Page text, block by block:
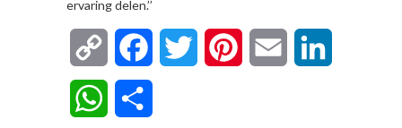
ervaring delen.’’
Copy
Link
FacebookTwitter Pinterest Email
WhatsApp